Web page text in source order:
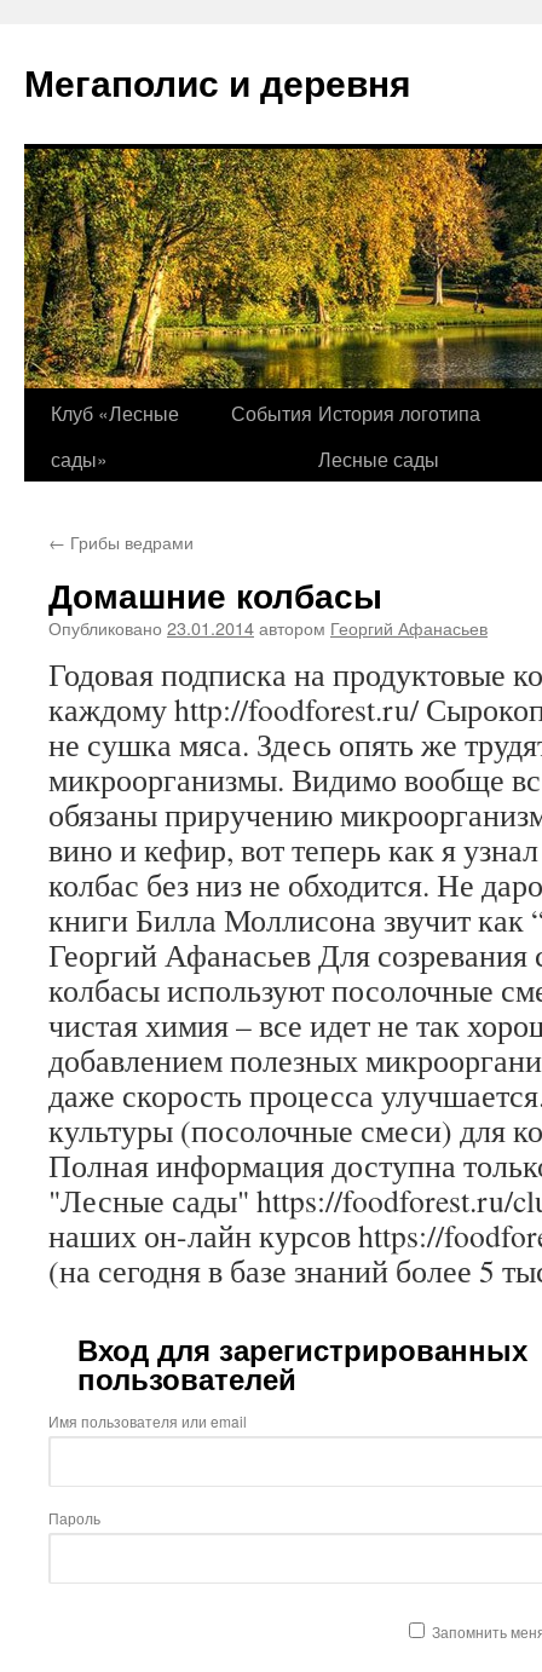
содержимому
Мегаполис и деревня
Клуб «Лесные
сады»
События История логотипа
Лесные сады
← Грибы ведрами
Домашние колбасы
Опубликовано 23.01.2014автором Георгий Афанасьев
Годовая подписка на продуктовые
каждому http://foodforest.ru/
не сушка мяса. Здесь опять же
микроорганизмы. Видимо вообще
обязаны приручению
вино и кефир, вот теперь как я
колбас без низ не обходится. Не
книги Билла Моллисона звучит
Георгий Афанасьев Для
колбасы используют посолочные
чистая химия – все идет не так
добавлением полезных
даже скорость процесса
культуры (посолочные смеси) для
Полная информация доступна
"Лесные сады" https://foodforest.ru/
наших он-лайн курсов https://
(на сегодня в базе знаний более 5
Вход для зарегистрированных
пользователей
Имя пользователя или email
Пароль
Запомнить